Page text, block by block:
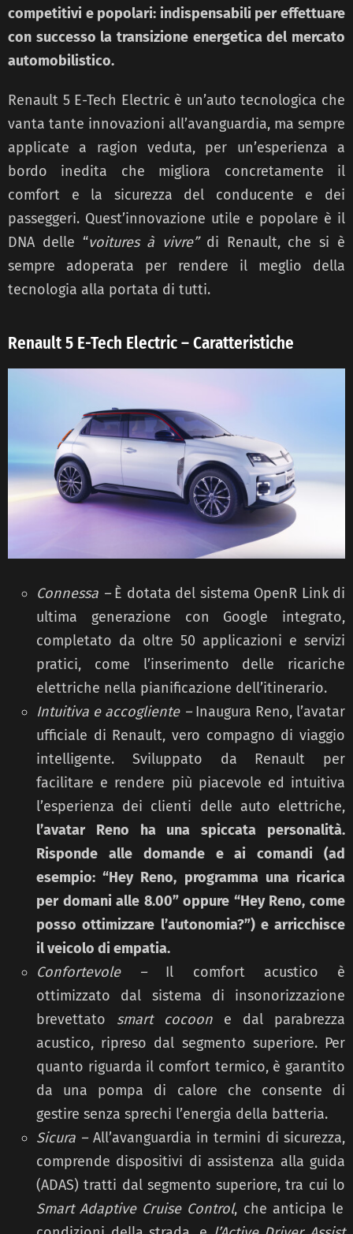
competitivi e popolari: indispensabili per effettuare
con successo la transizione energetica del mercato
automobilistico.
Renault 5 E-Tech Electric è un’auto tecnologica che
vanta tante innovazioni all’avanguardia, ma sempre
applicate a ragion veduta, per un’esperienza a
bordo inedita che migliora concretamente il
comfort e la sicurezza del conducente e dei
passeggeri. Quest’innovazione utile e popolare è il
DNA delle “voitures à vivre”di Renault, che si è
sempre adoperata per rendere il meglio della
tecnologia alla portata di tutti.
Renault 5 E-Tech Electric – Caratteristiche
Connessa –È dotata del sistema OpenR Link di
ultima generazione con Google integrato,
completato da oltre 50 applicazioni e servizi
pratici, come l’inserimento delle ricariche
elettriche nella pianificazione dell’itinerario.
Intuitiva e accogliente –Inaugura Reno, l’avatar
ufficiale di Renault, vero compagno di viaggio
intelligente. Sviluppato da Renault per
facilitare e rendere più piacevole ed intuitiva
l’esperienza dei clienti delle auto elettriche,
l’avatar Reno ha una spiccata personalità.
Risponde alle domande e ai comandi (ad
esempio: “Hey Reno, programma una ricarica
per domani alle 8.00” oppure “Hey Reno, come
posso ottimizzare l’autonomia?”) e arricchisce
il veicolo di empatia.
Confortevole – Il comfort acustico è
ottimizzato dal sistema di insonorizzazione
brevettato smart cocoon e dal parabrezza
acustico, ripreso dal segmento superiore. Per
quanto riguarda il comfort termico, è garantito
da una pompa di calore che consente di
gestire senza sprechi l’energia della batteria.
Sicura – All’avanguardia in termini di sicurezza,
comprende dispositivi di assistenza alla guida
(ADAS) tratti dal segmento superiore, tra cui lo
Smart Adaptive Cruise Control, che anticipa le